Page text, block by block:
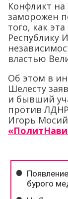
Конфликт
заморожен
того, как
Республику
властью
Об этом в
Шелесту
и бывший
против ЛДНР
Игорь